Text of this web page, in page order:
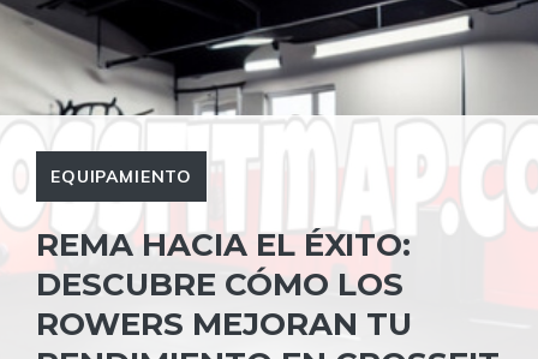
EQUIPAMIENTO
REMA HACIA EL ÉXITO:
DESCUBRE CÓMO LOS
ROWERS MEJORAN TU